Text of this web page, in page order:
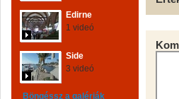
Edirne
1 videó
Side
3 videó
Böngéssz a galériák